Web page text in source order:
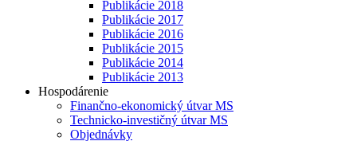
Publikácie 2018
Publikácie 2017
Publikácie 2016
Publikácie 2015
Publikácie 2014
Publikácie 2013
Hospodárenie
Finančno-ekonomický útvar MS
Technicko-investičný útvar MS
Objednávky